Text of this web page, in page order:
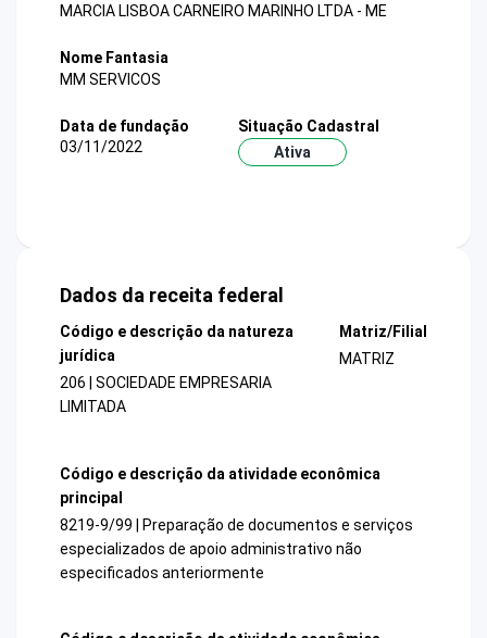
MARCIA LISBOA CARNEIRO MARINHO LTDA - ME
Nome Fantasia
MM SERVICOS
Data de fundação
03/11/2022
Situação Cadastral
Ativa
Dados da receita federal
Código e descrição da natureza
jurídica
206 | SOCIEDADE EMPRESARIA
LIMITADA
Matriz/Filial
MATRIZ
Código e descrição da atividade econômica
principal
8219-9/99 | Preparação de documentos e serviços
especializados de apoio administrativo não
especificados anteriormente